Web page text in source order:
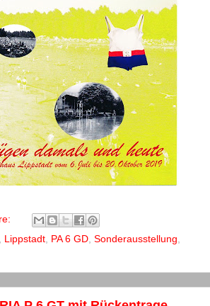
Lippstadt PA 6 GD Sonderausstellung